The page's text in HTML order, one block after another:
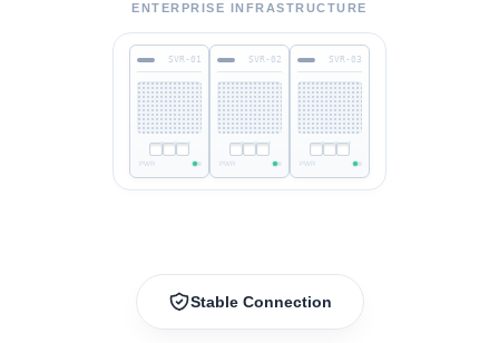
ENTERPRISE INFRASTRUCTURE
SVR-01
PWR
SVR-02
PWR
SVR-03
PWR
Stable Connection